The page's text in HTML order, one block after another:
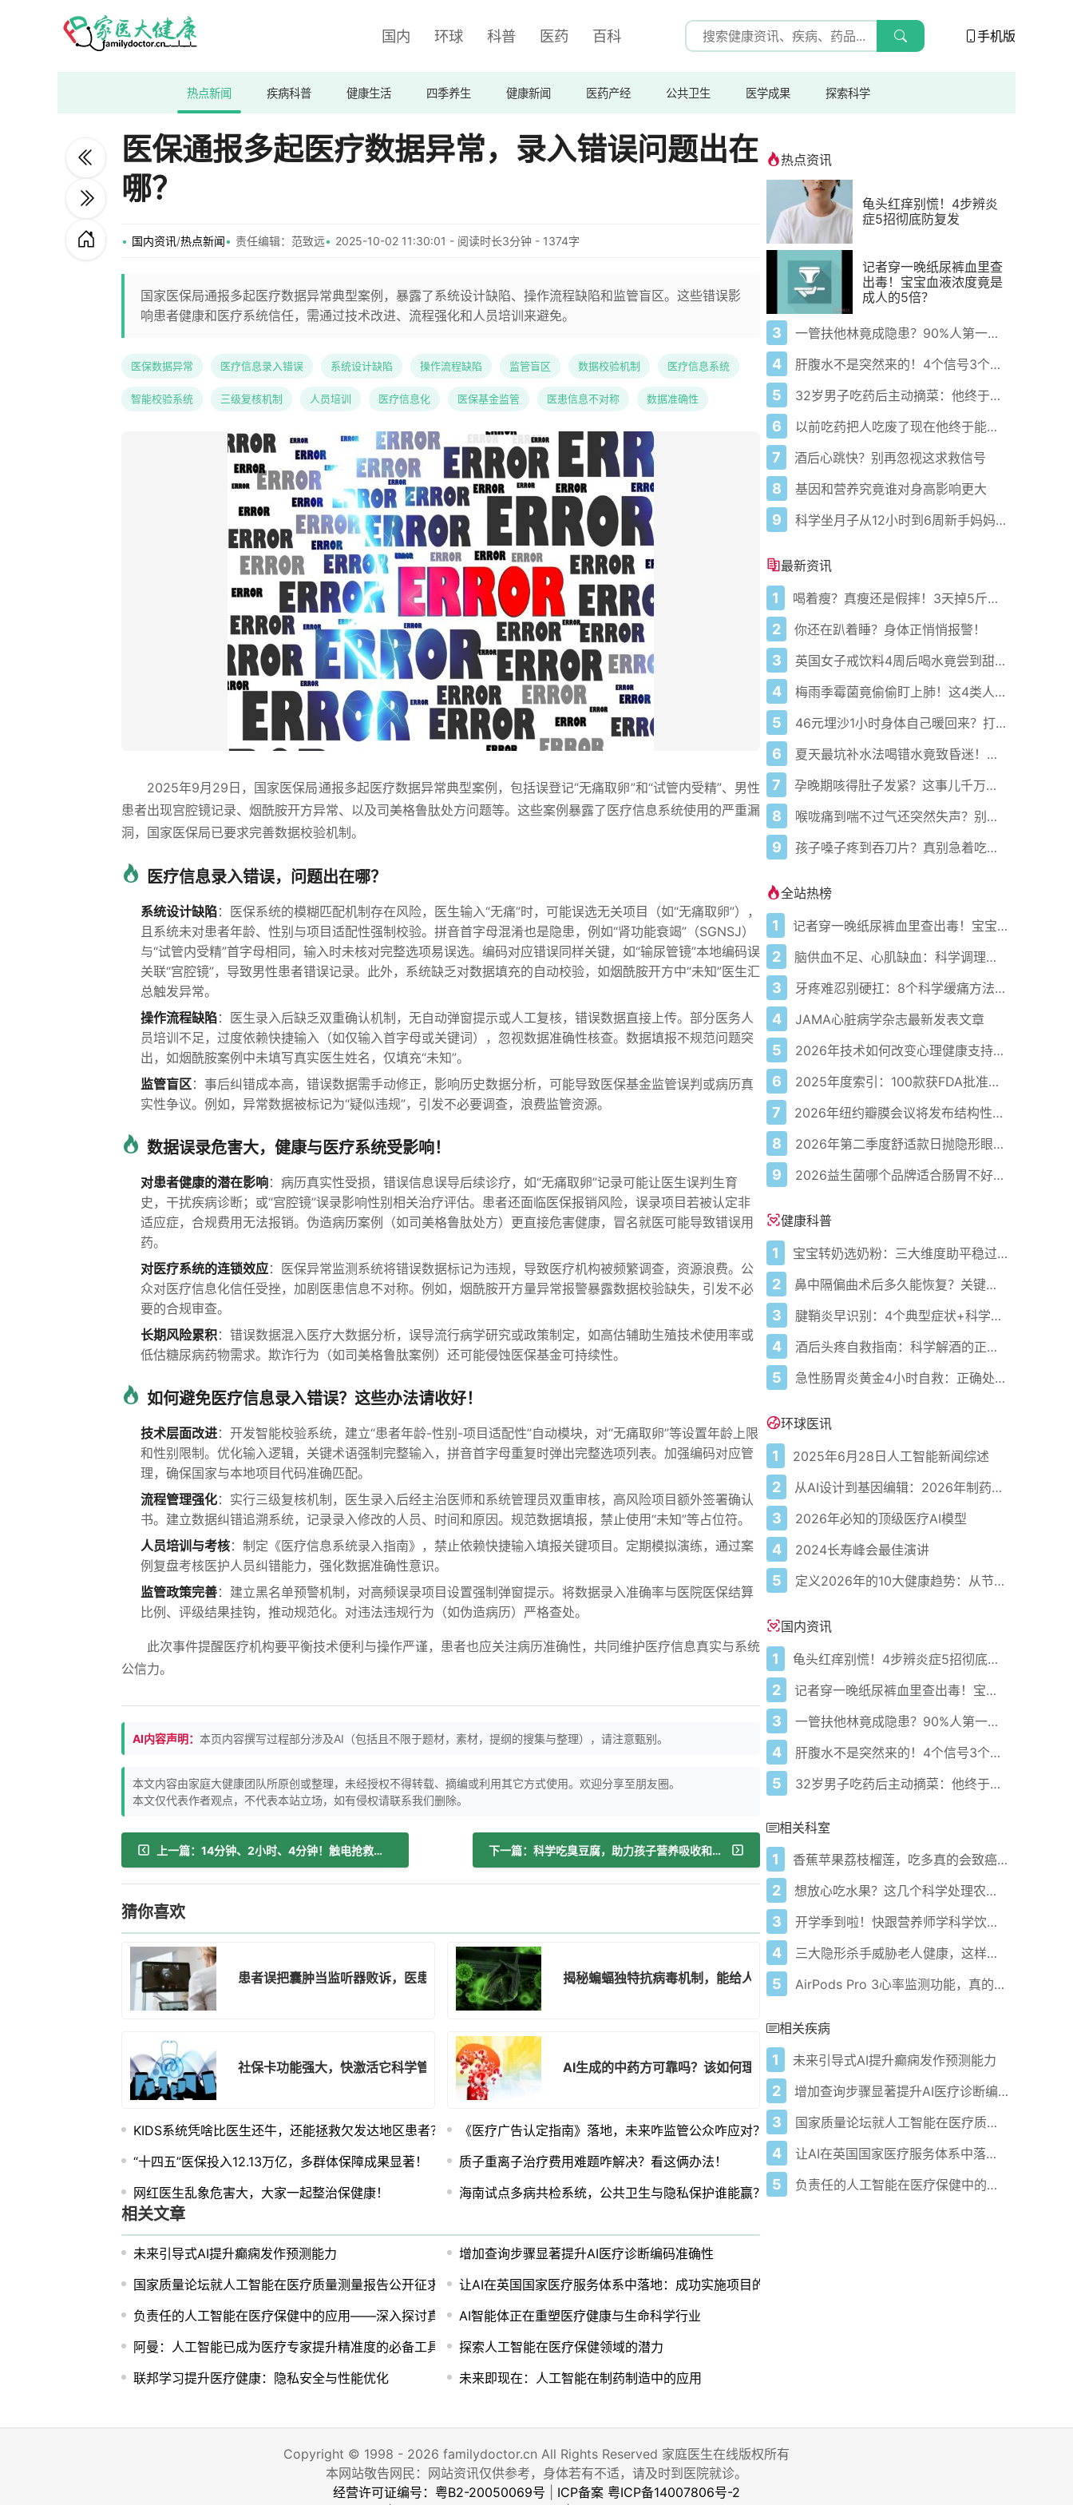
国内 环球 科普 医药 百科 手机版
热点新闻 疾病科普 健康生活 四季养生 健康新闻 医药产经 公共卫生 医学成果 探索科学
医保通报多起医疗数据异常，录入错误问题出在
哪？
国内资讯/热点新闻 责任编辑：范致远 2025-10-02 11:30:01 - 阅读时长3分钟 - 1374字
国家医保局通报多起医疗数据异常典型案例，暴露了系统设计缺陷、操作流程缺陷和监管盲区。这些错误影
响患者健康和医疗系统信任，需通过技术改进、流程强化和人员培训来避免。
医保数据异常 医疗信息录入错误 系统设计缺陷 操作流程缺陷 监管盲区 数据校验机制 医疗信息系统
智能校验系统 三级复核机制 人员培训 医疗信息化 医保基金监管 医患信息不对称 数据准确性
2025年9月29日，国家医保局通报多起医疗数据异常典型案例，包括误登记“无痛取卵”和“试管内受精”、男性
患者出现宫腔镜记录、烟酰胺开方异常、以及司美格鲁肽处方问题等。这些案例暴露了医疗信息系统使用的严重漏
洞，国家医保局已要求完善数据校验机制。
医疗信息录入错误，问题出在哪？
系统设计缺陷：医保系统的模糊匹配机制存在风险，医生输入“无痛”时，可能误选无关项目（如“无痛取卵”），
且系统未对患者年龄、性别与项目适配性强制校验。拼音首字母混淆也是隐患，例如“肾功能衰竭”（SGNSJ）
与“试管内受精”首字母相同，输入时未核对完整选项易误选。编码对应错误同样关键，如“输尿管镜”本地编码误
关联“宫腔镜”，导致男性患者错误记录。此外，系统缺乏对数据填充的自动校验，如烟酰胺开方中“未知”医生汇
总触发异常。
操作流程缺陷：医生录入后缺乏双重确认机制，无自动弹窗提示或人工复核，错误数据直接上传。部分医务人
员培训不足，过度依赖快捷输入（如仅输入首字母或关键词），忽视数据准确性核查。数据填报不规范问题突
出，如烟酰胺案例中未填写真实医生姓名，仅填充“未知”。
监管盲区：事后纠错成本高，错误数据需手动修正，影响历史数据分析，可能导致医保基金监管误判或病历真
实性争议。例如，异常数据被标记为“疑似违规”，引发不必要调查，浪费监管资源。
数据误录危害大，健康与医疗系统受影响！
对患者健康的潜在影响：病历真实性受损，错误信息误导后续诊疗，如“无痛取卵”记录可能让医生误判生育
史，干扰疾病诊断；或“宫腔镜”误录影响性别相关治疗评估。患者还面临医保报销风险，误录项目若被认定非
适应症，合规费用无法报销。伪造病历案例（如司美格鲁肽处方）更直接危害健康，冒名就医可能导致错误用
药。
对医疗系统的连锁效应：医保异常监测系统将错误数据标记为违规，导致医疗机构被频繁调查，资源浪费。公
众对医疗信息化信任受挫，加剧医患信息不对称。例如，烟酰胺开方量异常报警暴露数据校验缺失，引发不必
要的合规审查。
长期风险累积：错误数据混入医疗大数据分析，误导流行病学研究或政策制定，如高估辅助生殖技术使用率或
低估糖尿病药物需求。欺诈行为（如司美格鲁肽案例）还可能侵蚀医保基金可持续性。
如何避免医疗信息录入错误？这些办法请收好！
技术层面改进：开发智能校验系统，建立“患者年龄-性别-项目适配性”自动模块，对“无痛取卵”等设置年龄上限
和性别限制。优化输入逻辑，关键术语强制完整输入，拼音首字母重复时弹出完整选项列表。加强编码对应管
理，确保国家与本地项目代码准确匹配。
流程管理强化：实行三级复核机制，医生录入后经主治医师和系统管理员双重审核，高风险项目额外签署确认
书。建立数据纠错追溯系统，记录录入修改的人员、时间和原因。规范数据填报，禁止使用“未知”等占位符。
人员培训与考核：制定《医疗信息系统录入指南》，禁止依赖快捷输入填报关键项目。定期模拟演练，通过案
例复盘考核医护人员纠错能力，强化数据准确性意识。
监管政策完善：建立黑名单预警机制，对高频误录项目设置强制弹窗提示。将数据录入准确率与医院医保结算
比例、评级结果挂钩，推动规范化。对违法违规行为（如伪造病历）严格查处。
此次事件提醒医疗机构要平衡技术便利与操作严谨，患者也应关注病历准确性，共同维护医疗信息真实与系统
公信力。
AI内容声明： 本页内容撰写过程部分涉及AI（包括且不限于题材，素材，提纲的搜集与整理），请注意甄别。
本文内容由家庭大健康团队所原创或整理，未经授权不得转载、摘编或利用其它方式使用。欢迎分享至朋友圈。
本文仅代表作者观点，不代表本站立场，如有侵权请联系我们删除。
上一篇：14分钟、2小时、4分钟！触电抢救背后的生死时速！ 下一篇：科学吃臭豆腐，助力孩子营养吸收和健康发育！
猜你喜欢
患者误把囊肿当监听器败诉，医患信任咋整？ 揭秘蝙蝠独特抗病毒机制，能给人类带来啥启示？
社保卡功能强大，快激活它科学管理你的健康！ AI生成的中药方可靠吗？该如何理性选择？
KIDS系统凭啥比医生还牛，还能拯救欠发达地区患者？
《医疗广告认定指南》落地，未来咋监管公众咋应对？
“十四五”医保投入12.13万亿，多群体保障成果显著！
质子重离子治疗费用难题咋解决？看这俩办法！
网红医生乱象危害大，大家一起整治保健康！
海南试点多病共检系统，公共卫生与隐私保护谁能赢？
相关文章
未来引导式AI提升癫痫发作预测能力
增加查询步骤显著提升AI医疗诊断编码准确性
国家质量论坛就人工智能在医疗质量测量报告公开征求意见让AI在英国国家医疗服务体系中落地：成功实施项目的洞见
负责任的人工智能在医疗保健中的应用——深入探讨真实世界数据与证据AI智能体正在重塑医疗健康与生命科学行业
阿曼：人工智能已成为医疗专家提升精准度的必备工具
探索人工智能在医疗保健领域的潜力
联邦学习提升医疗健康：隐私安全与性能优化
未来即现在：人工智能在制药制造中的应用
热点资讯
龟头红痒别慌！4步辨炎
症5招彻底防复发
记者穿一晚纸尿裤血里查
出毒！宝宝血液浓度竟是
成人的5倍？
3 一管扶他林竟成隐患？90%人第一步就错了！
4 肝腹水不是突然来的！4个信号3个管理要点别等肚子鼓起来
5 32岁男子吃药后主动摘菜：他终于活过来了？
6 以前吃药把人吃废了现在他终于能好起来了
7 酒后心跳快？别再忽视这求救信号
8 基因和营养究竟谁对身高影响更大
9 科学坐月子从12小时到6周新手妈妈必藏护理攻略
最新资讯
1 喝着瘦？真瘦还是假摔！3天掉5斤的小黄油美式正在偷偷毁掉你的代谢！
2 你还在趴着睡？身体正悄悄报警！
3 英国女子戒饮料4周后喝水竟尝到甜味？真相让人惊呆
4 梅雨季霉菌竟偷偷盯上肺！这4类人一咳嗽就危险
5 46元埋沙1小时身体自己暖回来？打工人悄悄试了真香
6 夏天最坑补水法喝错水竟致昏迷！医生紧急提醒别再信4升排毒
7 孕晚期咳得肚子发紧？这事儿千万别自己瞎用药！
8 喉咙痛到喘不过气还突然失声？别急着吃药快看这3个救命信号！
9 孩子嗓子疼到吞刀片？真别急着吃药！医生说清啥时该用啥时别碰
全站热榜
1 记者穿一晚纸尿裤血里查出毒！宝宝血液浓度竟是成人的5倍？
2 脑供血不足、心肌缺血：科学调理全攻略
3 牙疼难忍别硬扛：8个科学缓痛方法收好
4 JAMA心脏病学杂志最新发表文章
5 2026年技术如何改变心理健康支持的获取方式
6 2025年度索引：100款获FDA批准的AI驱动医疗设备
7 2026年纽约瓣膜会议将发布结构性心脏病最新研究成果
8 2026年第二季度舒适款日抛隐形眼镜推荐，优瞳主打长效佩戴体验
9 2026益生菌哪个品牌适合肠胃不好的人，常年饱受肠胃病痛看过来，梳理实用十大品牌
健康科普
1 宝宝转奶选奶粉：三大维度助平稳过渡
2 鼻中隔偏曲术后多久能恢复？关键看这几点
3 腱鞘炎早识别：4个典型症状+科学应对，避免关节卡壳
4 酒后头疼自救指南：科学解酒的正确打开方式
5 急性肠胃炎黄金4小时自救：正确处置与误区避坑关键
环球医讯
1 2025年6月28日人工智能新闻综述
2 从AI设计到基因编辑：2026年制药领域重大突破
3 2026年必知的顶级医疗AI模型
4 2024长寿峰会最佳演讲
5 定义2026年的10大健康趋势：从节律健康到冷热交替疗法
国内资讯
1 龟头红痒别慌！4步辨炎症5招彻底防复发
2 记者穿一晚纸尿裤血里查出毒！宝宝血液浓度竟是成人的5倍？
3 一管扶他林竟成隐患？90%人第一步就错了！
4 肝腹水不是突然来的！4个信号3个管理要点别等肚子鼓起来
5 32岁男子吃药后主动摘菜：他终于活过来了？
相关科室
1 香蕉苹果荔枝榴莲，吃多真的会致癌吗？
2 想放心吃水果？这几个科学处理农残的方法快收好！
3 开学季到啦！快跟营养师学科学饮食为学习助力！
4 三大隐形杀手威胁老人健康，这样做能老而不衰！
5 AirPods Pro 3心率监测功能，真的靠谱吗？
相关疾病
1 未来引导式AI提升癫痫发作预测能力
2 增加查询步骤显著提升AI医疗诊断编码准确性
3 国家质量论坛就人工智能在医疗质量测量报告公开征求意见
4 让AI在英国国家医疗服务体系中落地：成功实施项目的洞见
5 负责任的人工智能在医疗保健中的应用——深入探讨真实世界数据与证据
Copyright © 1998 - 2026 familydoctor.cn All Rights Reserved 家庭医生在线版权所有
本网站敬告网民：网站资讯仅供参考，身体若有不适，请及时到医院就诊。
经营许可证编号：粤B2-20050069号
ICP备案 粤ICP备14007806号-2